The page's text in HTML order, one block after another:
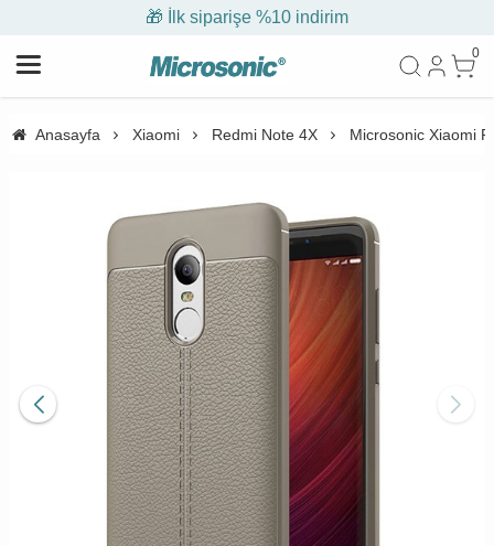
🎁 İlk siparişe %10 indirim
0
Anasayfa Xiaomi Redmi Note 4X Microsonic Xiaomi